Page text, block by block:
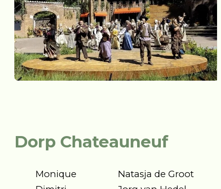
Dorp Chateauneuf
Monique
Natasja de Groot